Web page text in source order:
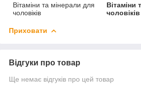
Вітаміни та мінерали для
чоловіків
Вітаміни
чоловіків
Приховати
Відгуки про товар
Ще немає відгуків про цей товар